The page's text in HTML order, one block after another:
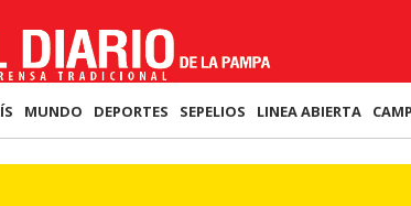
MUNDO DEPORTES SEPELIOS LINEA ABIERTA